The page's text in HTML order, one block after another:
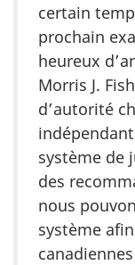
certain
prochain
heureux
Morris J.
d’autorité
système de
des
nous
système